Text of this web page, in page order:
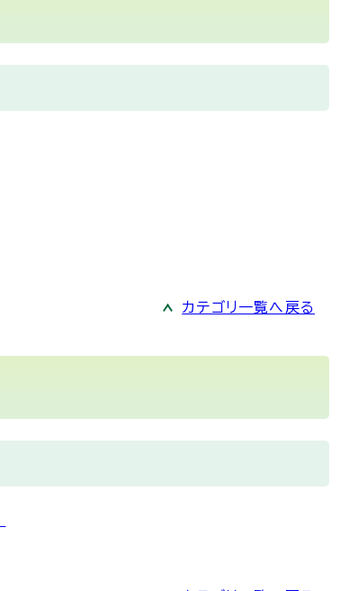
カテゴリ一覧へ戻る